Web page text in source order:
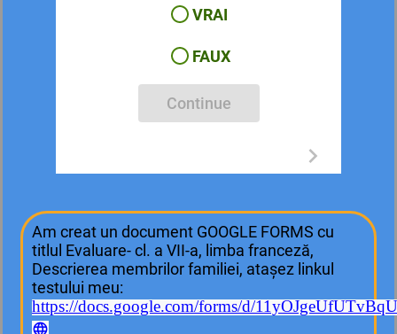
VRAI
FAUX
Continue
Am creat un document GOOGLE FORMS cu
titlul Evaluare- cl. a VII-a, limba franceză,
Descrierea membrilor familiei, atașez linkul
testului meu:
https://docs.google.com/forms/d/